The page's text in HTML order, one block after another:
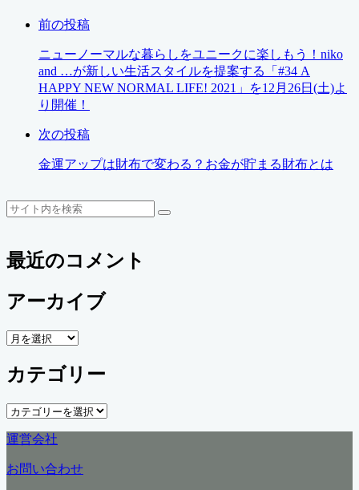
前の投稿
ニューノーマルな暮らしをユニークに楽しもう！niko
and …が新しい生活スタイルを提案する「#34 A
HAPPY NEW NORMAL LIFE! 2021」を12月26日(土)よ
り開催！
次の投稿
金運アップは財布で変わる？お金が貯まる財布とは
検
検
最近のコメント
アーカイブ
ア
カ
イ
ブ
カテゴリー
カ
ゴ
リ
ー
運営会社
お問い合わせ